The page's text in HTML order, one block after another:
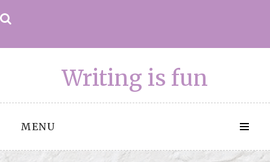
to
Writing is fun
MENU